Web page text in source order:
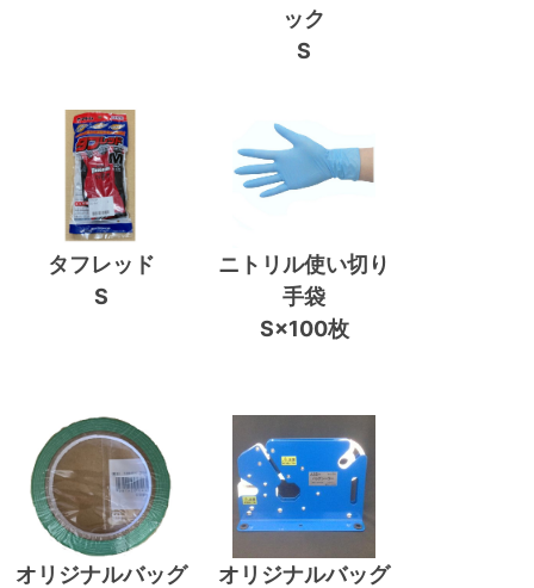
ック
S
タフレッド
S
ニトリル使い切り
手袋
S×100枚
オリジナルバッグ
オリジナルバッグ